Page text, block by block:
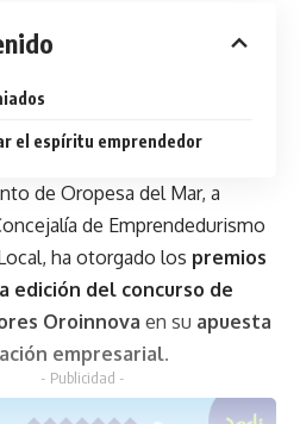
el espíritu emprendedor
de Oropesa del Mar, a
de Emprendedurismo
ha otorgado los premios
edición del concurso de
Oroinnova en su apuesta
empresarial.
- Publicidad -